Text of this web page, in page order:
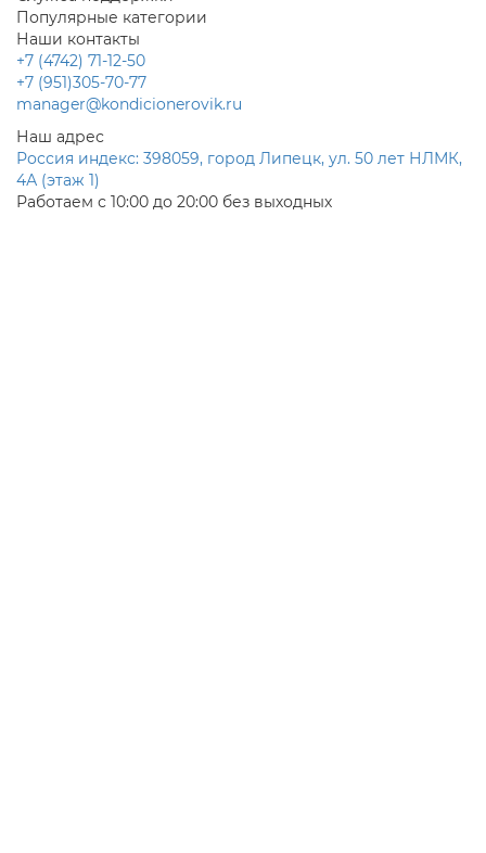
Популярные категории
Наши контакты
+7 (4742) 71-12-50
+7 (951)305-70-77
manager@kondicionerovik.ru
Наш адрес
Россия индекс: 398059, город Липецк, ул. 50 лет НЛМК,
4А (этаж 1)
Работаем с 10:00 до 20:00 без выходных